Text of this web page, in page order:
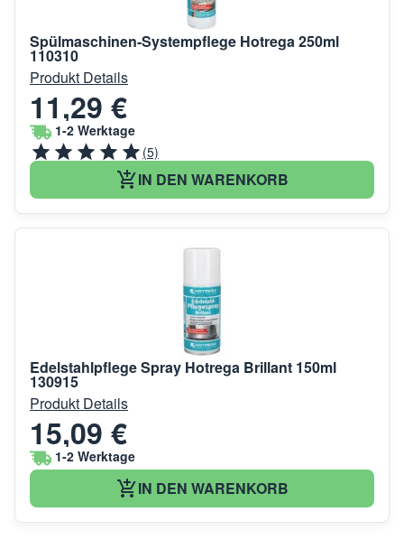
Spülmaschinen-Systempflege Hotrega 250ml
110310
Produkt Details
11,29 €
1-2 Werktage
(5)
IN DEN WARENKORB
Edelstahlpflege Spray Hotrega Brillant 150ml
130915
Produkt Details
15,09 €
1-2 Werktage
IN DEN WARENKORB